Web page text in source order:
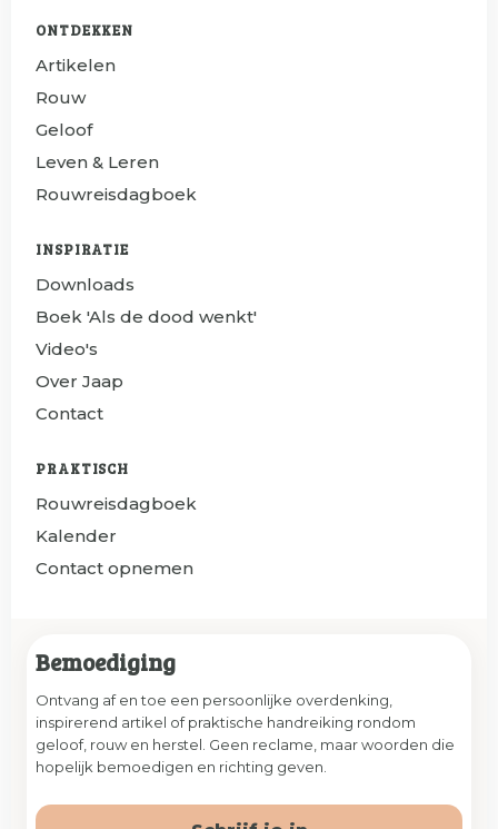
ONTDEKKEN
Artikelen
Rouw
Geloof
Leven & Leren
Rouwreisdagboek
INSPIRATIE
Downloads
Boek 'Als de dood wenkt'
Video's
Over Jaap
Contact
PRAKTISCH
Rouwreisdagboek
Kalender
Contact opnemen
Bemoediging
Ontvang af en toe een persoonlijke overdenking,
inspirerend artikel of praktische handreiking rondom
geloof, rouw en herstel. Geen reclame, maar woorden die
hopelijk bemoedigen en richting geven.